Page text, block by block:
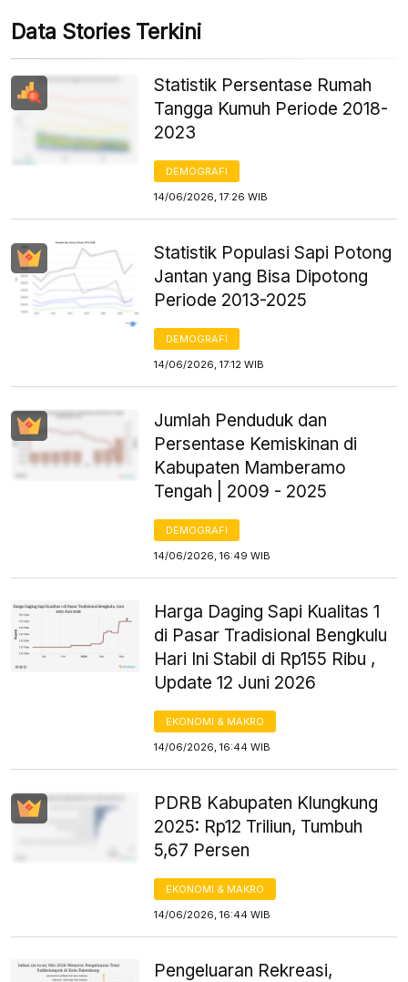
Data Stories Terkini
Statistik Persentase Rumah
Tangga Kumuh Periode 2018-
2023
DEMOGRAFI
14/06/2026, 17:26 WIB
Statistik Populasi Sapi Potong
Jantan yang Bisa Dipotong
Periode 2013-2025
DEMOGRAFI
14/06/2026, 17:12 WIB
Jumlah Penduduk dan
Persentase Kemiskinan di
Kabupaten Mamberamo
Tengah | 2009 - 2025
DEMOGRAFI
14/06/2026, 16:49 WIB
Harga Daging Sapi Kualitas 1
di Pasar Tradisional Bengkulu
Hari Ini Stabil di Rp155 Ribu ,
Update 12 Juni 2026
EKONOMI & MAKRO
14/06/2026, 16:44 WIB
PDRB Kabupaten Klungkung
2025: Rp12 Triliun, Tumbuh
5,67 Persen
EKONOMI & MAKRO
14/06/2026, 16:44 WIB
Pengeluaran Rekreasi,